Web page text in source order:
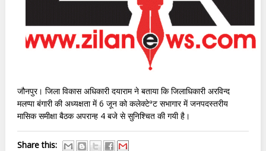
जौनपुर। जिला विकास अधिकारी दयाराम ने बताया कि जिलाधिकारी अरविन्द
मलप्पा बंगारी की अध्यक्षता में 6 जून को कलेक्टेªट सभागार में जनपदस्तरीय
मासिक समीक्षा बैठक अपरान्ह 4 बजे से सुनिश्चित की गयी है।
Share this: